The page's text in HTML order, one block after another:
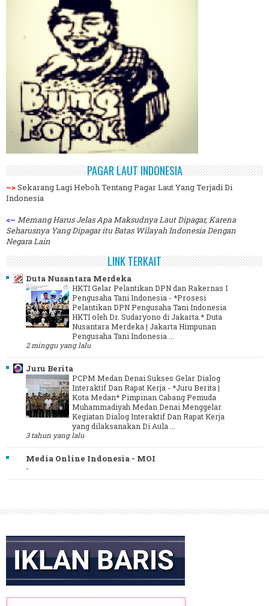
PAGAR LAUT INDONESIA
~>Sekarang Lagi Heboh Tentang Pagar Laut Yang Terjadi Di
Indonesia
<~ Memang Harus Jelas Apa Maksudnya Laut Dipagar, Karena
Seharusnya Yang Dipagar itu Batas Wilayah Indonesia Dengan
Negara Lain
LINK TERKAIT
Duta Nusantara Merdeka
HKTI Gelar Pelantikan DPN dan Rakernas I
Pengusaha Tani Indonesia - *Prosesi
Pelantikan DPN Pengusaha Tani Indonesia
HKTI oleh Dr. Sudaryono di Jakarta.* Duta
Nusantara Merdeka | Jakarta Himpunan
Pengusaha Tani Indonesia ...
2 minggu yang lalu
Juru Berita
PCPM Medan Denai Sukses Gelar Dialog
Interaktif Dan Rapat Kerja - *Juru Berita |
Kota Medan* Pimpinan Cabang Pemuda
Muhammadiyah Medan Denai Menggelar
Kegiatan Dialog Interaktif Dan Rapat Kerja
yang dilaksanakan Di Aula ...
3 tahun yang lalu
Media Online Indonesia - MOI
-